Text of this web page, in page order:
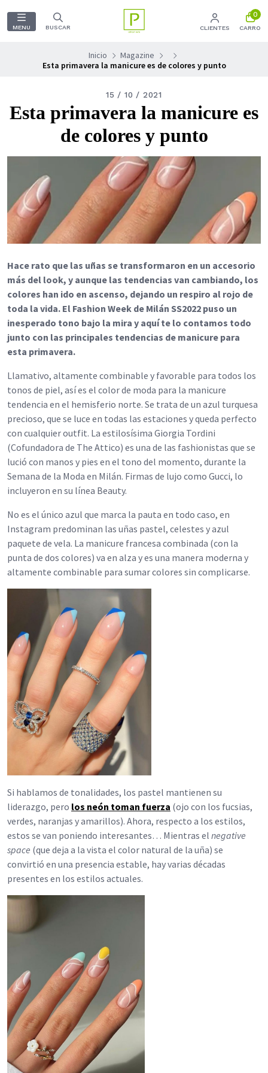
MENU BUSCAR CLIENTES
0
CARRO
Inicio
Magazine
Esta primavera la manicure es de colores y punto
15 / 10 / 2021
Esta primavera la manicure es
de colores y punto
Hace rato que las uñas se transformaron en un accesorio
más del look, y aunque las tendencias van cambiando, los
colores han ido en ascenso, dejando un respiro al rojo de
toda la vida. El Fashion Week de Milán SS2022 puso un
inesperado tono bajo la mira y aquí te lo contamos todo
junto con las principales tendencias de manicure para
esta primavera.
Llamativo, altamente combinable y favorable para todos los
tonos de piel, así es el color de moda para la manicure
tendencia en el hemisferio norte. Se trata de un azul turquesa
precioso, que se luce en todas las estaciones y queda perfecto
con cualquier outfit. La estilosísima Giorgia Tordini
(Cofundadora de The Attico) es una de las fashionistas que se
lució con manos y pies en el tono del momento, durante la
Semana de la Moda en Milán. Firmas de lujo como Gucci, lo
incluyeron en su línea Beauty.
No es el único azul que marca la pauta en todo caso, en
Instagram predominan las uñas pastel, celestes y azul
paquete de vela. La manicure francesa combinada (con la
punta de dos colores) va en alza y es una manera moderna y
altamente combinable para sumar colores sin complicarse.
Si hablamos de tonalidades, los pastel mantienen su
liderazgo, pero los neón toman fuerza (ojo con los fucsias,
verdes, naranjas y amarillos). Ahora, respecto a los estilos,
estos se van poniendo interesantes… Mientras el negative
space (que deja a la vista el color natural de la uña) se
convirtió en una presencia estable, hay varias décadas
presentes en los estilos actuales.